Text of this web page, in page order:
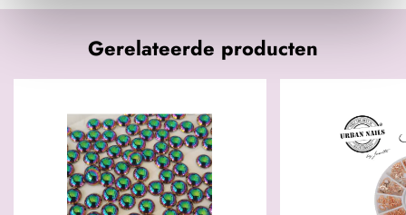
Gerelateerde producten